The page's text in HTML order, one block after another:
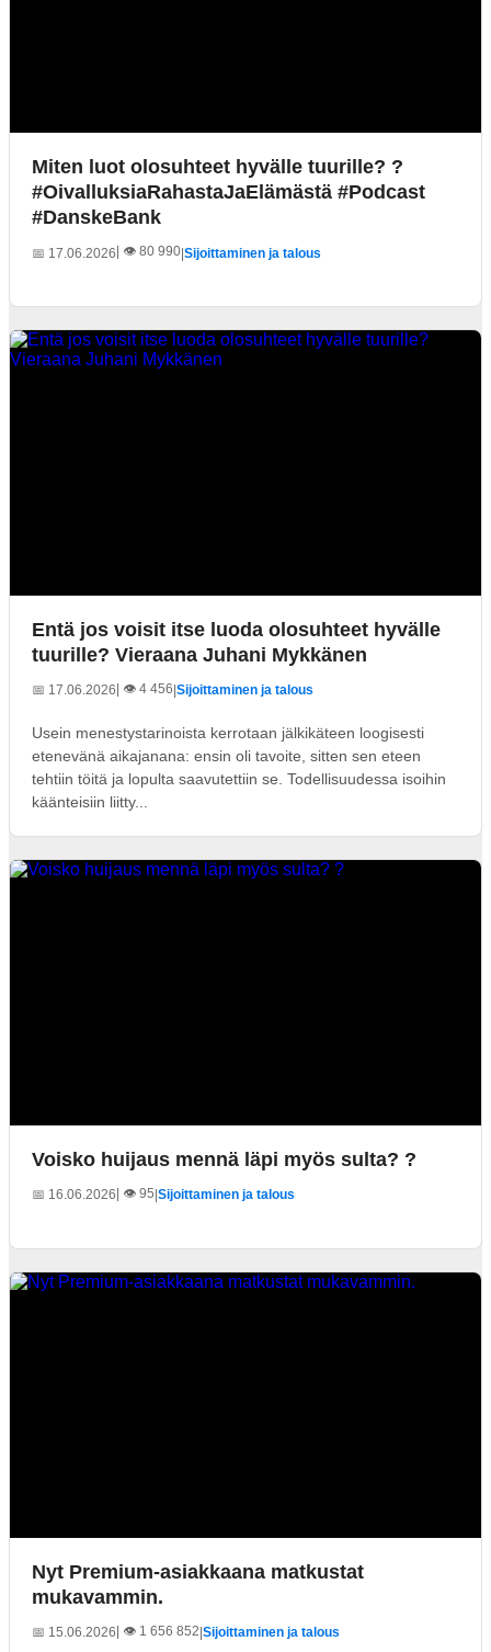
Miten luot olosuhteet hyvälle tuurille? ?
#OivalluksiaRahastaJaElämästä #Podcast
#DanskeBank
📅 17.06.2026 | 👁️ 80 990|Sijoittaminen ja talous
Entä jos voisit itse luoda olosuhteet hyvälle
tuurille? Vieraana Juhani Mykkänen
📅 17.06.2026| 👁️ 4 456 Sijoittaminen ja talous
Usein menestystarinoista kerrotaan jälkikäteen loogisesti
etenevänä aikajanana: ensin oli tavoite, sitten sen eteen
tehtiin töitä ja lopulta saavutettiin se. Todellisuudessa isoihin
käänteisiin liitty...
Voisko huijaus mennä läpi myös sulta? ?
📅 16.06.2026| 👁️ 95 Sijoittaminen ja talous
Nyt Premium-asiakkaana matkustat
mukavammin.
📅 15.06.2026| 👁️ 1 656 852 Sijoittaminen ja talous